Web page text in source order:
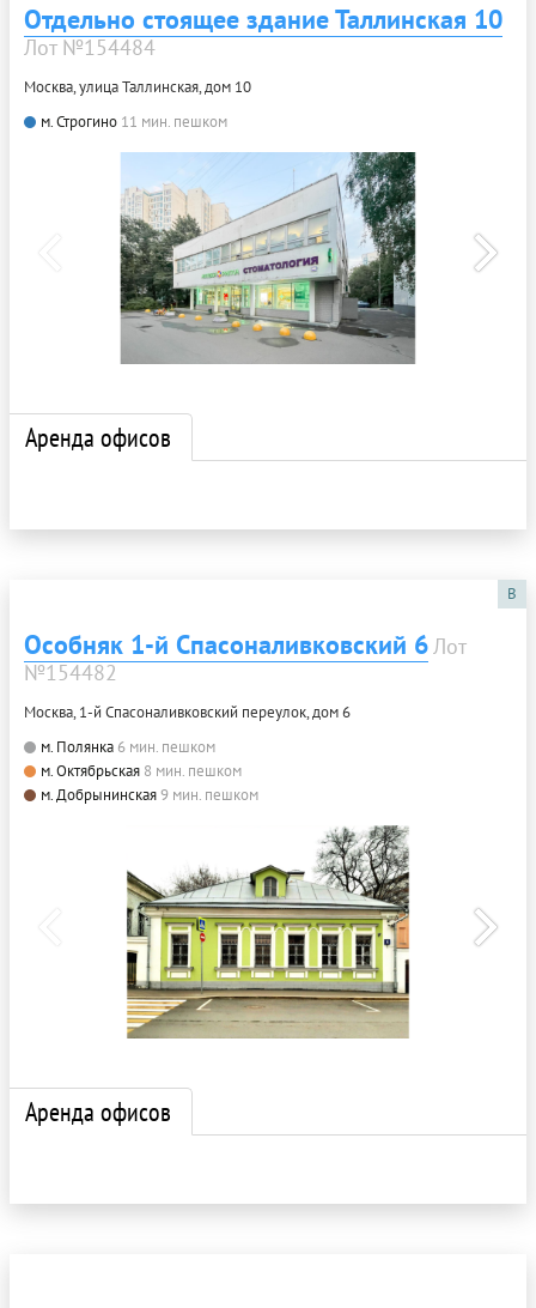
Отдельно стоящее здание Таллинская 10
Лот №154484
Москва, улица Таллинская, дом 10
м. Строгино 11 мин. пешком
Аренда офисов
B
Особняк 1-й Спасоналивковский 6Лот
№154482
Москва, 1-й Спасоналивковский переулок, дом 6
м. Полянка 6 мин. пешком
м. Октябрьская 8 мин. пешком
м. Добрынинская9 мин. пешком
Аренда офисов